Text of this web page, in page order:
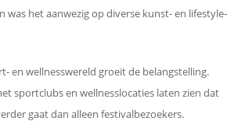
was het aanwezig op diverse kunst- en lifestyle-
en wellnesswereld groeit de belangstelling.
sportclubs en wellnesslocaties laten zien dat
gaat dan alleen festivalbezoekers.